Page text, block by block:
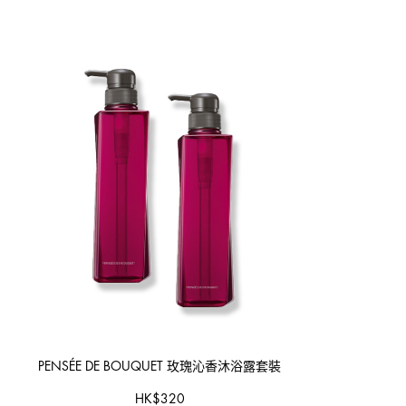
PENSÉE DE BOUQUET 玫瑰沁香沐浴露套裝
HK$320